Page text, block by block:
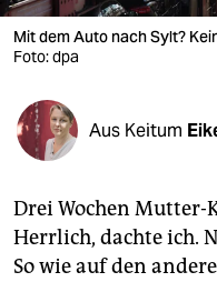
verlag
veranstaltungen
fragen & hilfe
unterstützen
Mit dem Auto nach Sylt?
Foto: dpa
Aus Keitum
Drei Wochen
Herrlich, dachte ich.
So wie auf den